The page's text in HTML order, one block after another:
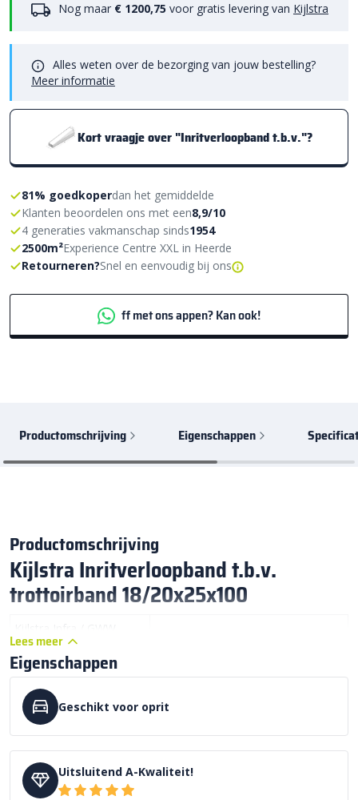
Nog maar € 1200,75 voor gratis levering van Kijlstra
Alles weten over de bezorging van jouw bestelling?
Meer informatie
Kort vraagje over "Inritverloopband t.b.v."?
81% goedkoperdan het gemiddelde
Klanten beoordelen ons met een8,9/10
4 generaties vakmanschap sinds1954
2500m²Experience Centre XXL in Heerde
Retourneren?Snel en eenvoudig bij ons
ff met ons appen? Kan ook!
Productomschrijving Eigenschappen
Productomschrijving
Kijlstra Inritverloopband t.b.v.
trottoirband 18/20x25x100
trottoirbanden:
Prijs incl. btw:
€ 99,75 per stuk
Kijlstra Beton:
infra GWW assortiment
Kleur:
Betongrijs
Kwaliteit:
projectbestrating
Lees meer
Eigenschappen
Geschikt voor oprit
Uitsluitend A-Kwaliteit!